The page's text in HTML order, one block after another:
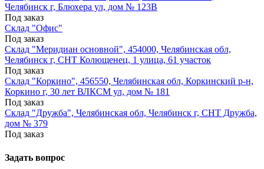
Челябинск г, Блюхера ул, дом № 123В
Под заказ
Склад "Офис"
Под заказ
Склад "Меридиан основной", 454000, Челябинская обл,
Челябинск г, СНТ Колющенец, 1 улица, 61 участок
Под заказ
Склад "Коркино", 456550, Челябинская обл, Коркинский р-н,
Коркино г, 30 лет ВЛКСМ ул, дом № 181
Под заказ
Склад "Дружба", Челябинская обл, Челябинск г, СНТ Дружба,
дом № 379
Под заказ
Задать вопрос